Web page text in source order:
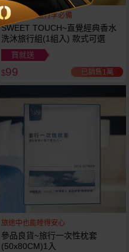
出差出國旅遊行李必備
SWEET TOUCH~直覺經典香水
洗沐旅行組(1組入) 款式可選
買就送
$99 已銷售1萬
旅途中也能睡得安心
參品良貨~旅行一次性枕套
(50x80CM)1入